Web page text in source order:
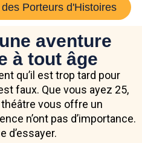
Porteurs d'Histoires
aventure
à tout âge
qu’il est trop tard pour
faux. Que vous ayez 25,
vous offre un
n’ont pas d’importance.
d’essayer.